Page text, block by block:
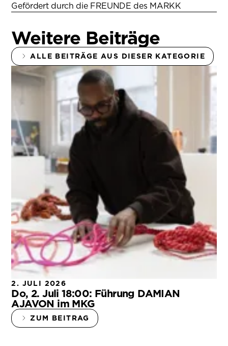
Gefördert durch die FREUNDE des MARKK
Weitere Beiträge
ALLE BEITRÄGE AUS DIESER KATEGORIE
2. JULI 2026
Do, 2. Juli 18:00: Führung DAMIAN
AJAVON im MKG
ZUM BEITRAG